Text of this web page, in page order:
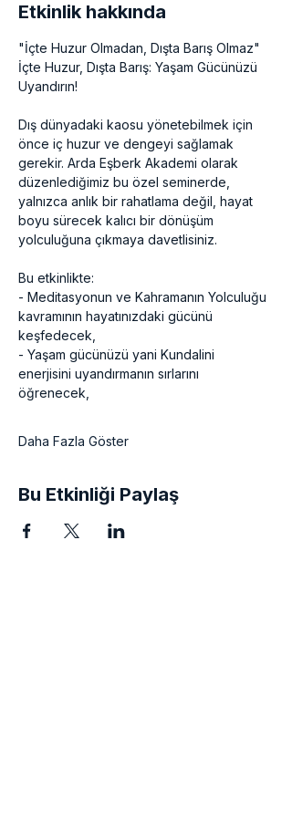
Etkinlik hakkında
"İçte Huzur Olmadan, Dışta Barış Olmaz"
İçte Huzur, Dışta Barış: Yaşam Gücünüzü
Uyandırın!
Dış dünyadaki kaosu yönetebilmek için
önce iç huzur ve dengeyi sağlamak
gerekir. Arda Eşberk Akademi olarak
düzenlediğimiz bu özel seminerde,
yalnızca anlık bir rahatlama değil, hayat
boyu sürecek kalıcı bir dönüşüm
yolculuğuna çıkmaya davetlisiniz.
Bu etkinlikte:
- Meditasyonun ve Kahramanın Yolculuğu
kavramının hayatınızdaki gücünü
keşfedecek,
- Yaşam gücünüzü yani Kundalini
enerjisini uyandırmanın sırlarını
öğrenecek,
Daha Fazla Göster
Bu Etkinliği Paylaş